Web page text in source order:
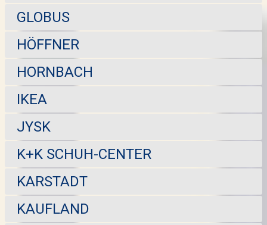
GLOBUS
HÖFFNER
HORNBACH
IKEA
JYSK
K+K SCHUH-CENTER
KARSTADT
KAUFLAND